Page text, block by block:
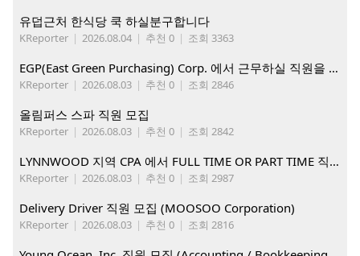
유덥근처 한식당 쿡 하실분구합니다
KReporter | 2026.08.04 | 추천 0 | 조회 3363
EGP(East Green Purchasing) Corp. 에서 근무하실 직원을 아래와 같이 모집합니다.
KReporter | 2026.08.03 | 추천 0 | 조회 2846
올림퍼스 스파 직원 모집
KReporter | 2026.08.03 | 추천 0 | 조회 2842
LYNNWOOD 지역 CPA 에서 FULL TIME OR PART TIME 직원을 찾습니다
KReporter | 2026.08.03 | 추천 0 | 조회 2987
Delivery Driver 직원 모집 (MOOSOO Corporation)
KReporter | 2026.08.03 | 추천 0 | 조회 2816